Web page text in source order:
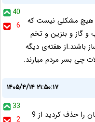
40
6
هیچ مشکلی نیست که
گاز و بنزین و تخم
باشند.از هفته‌ی دیگه
چی بسر مردم میارند.
۱۴۰۵/۴/۱۴ ۲۱:۵۰:۱۷
33
2
مدیریت سوخت انجام دادیم سهمیه مان را حذف کردید از 9